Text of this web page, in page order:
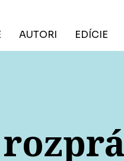
AUTORI EDÍCIE